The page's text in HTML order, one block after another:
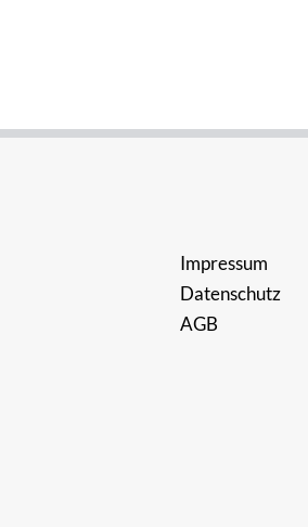
Impressum
Datenschutz
AGB